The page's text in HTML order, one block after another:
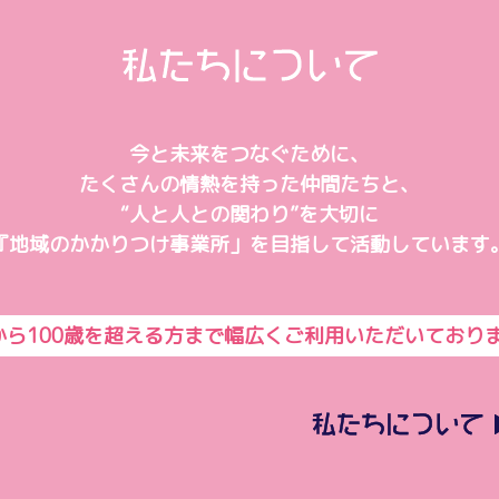
今と未来をつなぐために、
たくさんの情熱を持った仲間たちと、
“人と人との関わり”を大切に
地域のかかりつけ事業所」を目指して活動しています。
100歳を超える方まで幅広くご利用いただいておりま